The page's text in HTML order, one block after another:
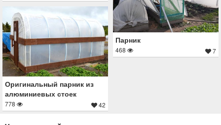
Парник
468 7
Оригинальный парник из
алюминиевых стоек
778 42